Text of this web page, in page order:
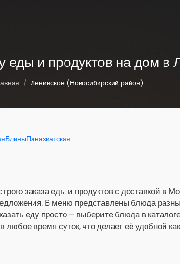
еды и продуктов на дом в
Ленинское (Новосибирский район)
БлиныПаназиатская
заказа еды и продуктов с доставкой в
В меню представлены блюда
еду просто – выберите блюда в
любое время суток, что делает её удобной